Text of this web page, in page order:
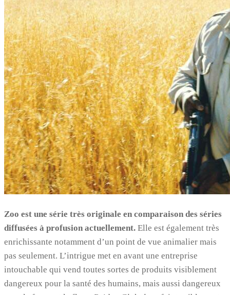
Zoo est une série très originale en comparaison des séries
diffusées à profusion actuellement. Elle est également très
enrichissante notamment d’un point de vue animalier mais
pas seulement. L’intrigue met en avant une entreprise
intouchable qui vend toutes sortes de produits visiblement
dangereux pour la santé des humains, mais aussi dangereux